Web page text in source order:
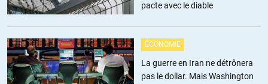
tchoo//16.10.2018 à 11h09
Réthorique de militaires: inventer un énorme danger pour pouvoir
conserver les troupes d’occupation justifier les coups tordus au
service des néocons
pacte avec le diable
ÉCONOMIE
La guerre en Iran ne détrônera
pas le dollar. Mais Washington